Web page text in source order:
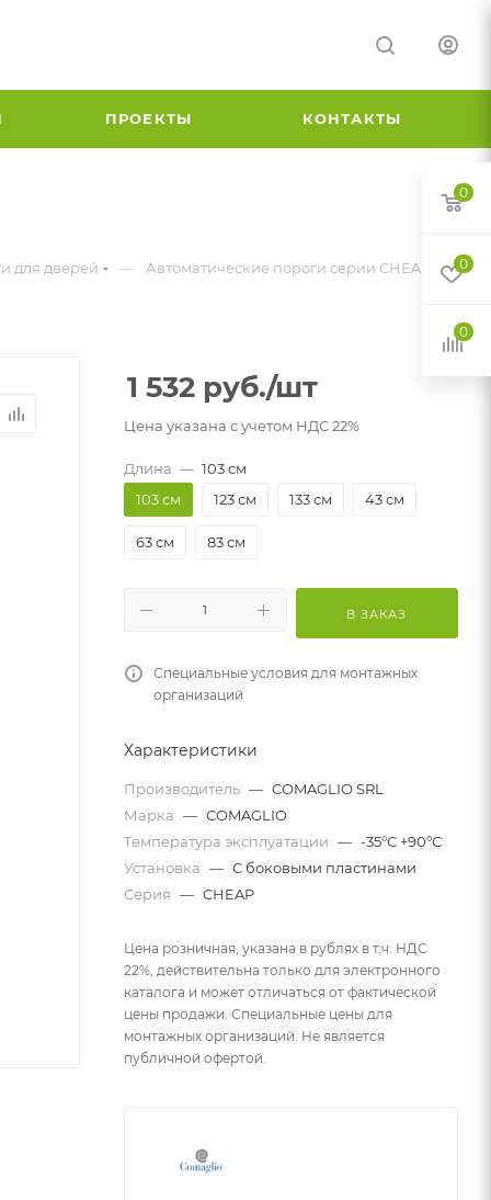
ПРОЕКТЫ КОНТАКТЫ
для дверей — Автоматические пороги серии CHEAP
1 532 руб./шт
Цена указана с учетом НДС 22%
Длина — 103 см
103 см
123 см 133 см 43 см
63 см 83 см
В ЗАКАЗ
Специальные условия для монтажных
организаций
Характеристики
Производитель — COMAGLIO SRL
Марка — COMAGLIO
Температура эксплуатации — -35°С +90°С
Установка — С боковыми пластинами
Серия — CHEAP
Цена розничная, указана в рублях в т.ч. НДС
22%, действительна только для электронного
каталога и может отличаться от фактической
цены продажи. Специальные цены для
монтажных организаций. Не является
публичной офертой.
0
0
0